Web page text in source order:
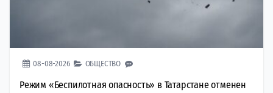
08-08-2026 ОБЩЕСТВО
Режим «Беспилотная опасность» в Татарстане отменен